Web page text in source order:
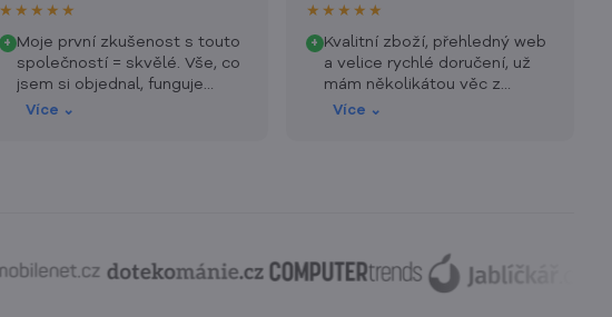
★★★★★
+ Moje první zkušenost s touto
společností = skvělé. Vše, co
jsem si objednal, funguje
správně!
Více ⌄
★★★★★
+ Kvalitní zboží, přehledný web
a velice rychlé doručení, už
mám několikátou věc z
tohoto obchodu a jsme
Více ⌄